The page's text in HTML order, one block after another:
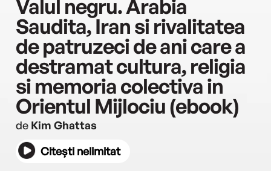
Valul negru. Arabia
Saudita, Iran si rivalitatea
de patruzeci de ani care a
destramat cultura, religia
si memoria colectiva in
Orientul Mijlociu (ebook)
de Kim Ghattas
Citești nelimitat